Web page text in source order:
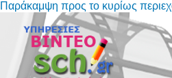
Παράκαμψη προς το κυρίως